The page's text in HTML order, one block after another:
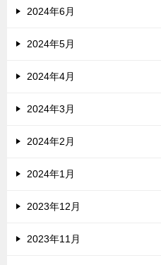
2024年6月
2024年5月
2024年4月
2024年3月
2024年2月
2024年1月
2023年12月
2023年11月